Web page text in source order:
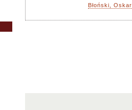
Błoński, Oskar